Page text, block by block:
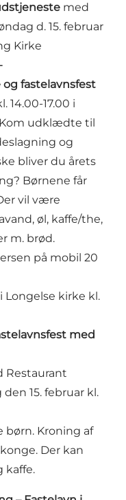
med
d. 15. februar
Kirke
fastelavnsfest
14.00-17.00 i
udklædte til
og
bliver du årets
Børnene får
vil være
øl, kaffe/the,
m. brød.
på mobil 20
kirke kl.
med
Restaurant
den 15. februar kl.
børn. Kroning af
Der kan
kaffe.